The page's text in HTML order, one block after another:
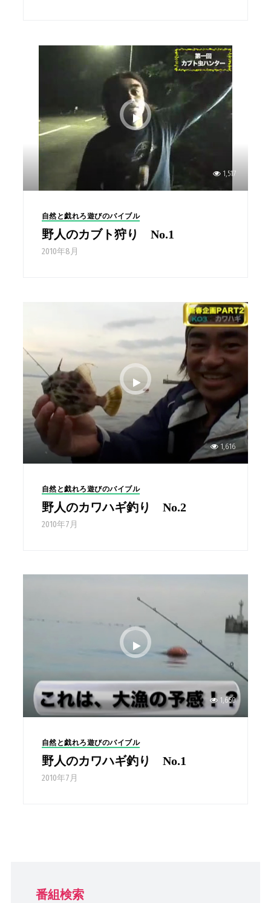
1,517
自然と戯れろ遊びのバイブル
野人のカブト狩り No.1
2010年8月
1,616
自然と戯れろ遊びのバイブル
野人のカワハギ釣り No.2
2010年7月
1,650
自然と戯れろ遊びのバイブル
野人のカワハギ釣り No.1
2010年7月
番組検索